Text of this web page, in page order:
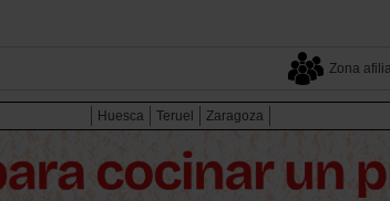
Zona
Huesca Teruel Zaragoza